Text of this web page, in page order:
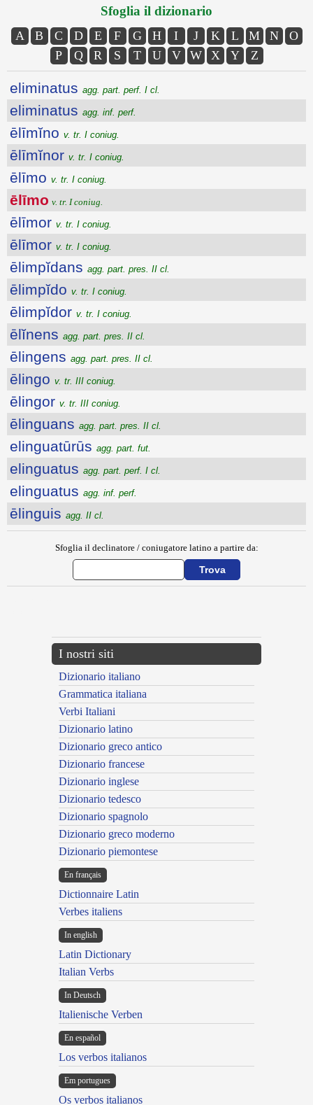
Sfoglia il dizionario
A B C D E F G H I J K L M N
O
P
Q R S T U V W X Y Z
eliminatus agg. part. perf. I cl.
eliminatus agg. inf. perf.
ēlīmĭno v. tr. I coniug.
ēlīmĭnor v. tr. I coniug.
ēlīmo v. tr. I coniug.
ēlīmo v. tr. I coniug.
ēlīmor v. tr. I coniug.
ēlīmor v. tr. I coniug.
ēlimpĭdans agg. part. pres. II cl.
ēlimpĭdo v. tr. I coniug.
ēlimpĭdor v. tr. I coniug.
ēlĭnens agg. part. pres. II cl.
ēlingens agg. part. pres. II cl.
ēlingo v. tr. III coniug.
ēlingor v. tr. III coniug.
ēlinguans agg. part. pres. II cl.
elinguatūrūs agg. part. fut.
elinguatus agg. part. perf. I cl.
elinguatus agg. inf. perf.
ēlinguis agg. II cl.
Sfoglia il declinatore / coniugatore latino a partire da:
I nostri siti
Dizionario italiano
Grammatica italiana
Verbi Italiani
Dizionario latino
Dizionario greco antico
Dizionario francese
Dizionario inglese
Dizionario tedesco
Dizionario spagnolo
Dizionario greco moderno
Dizionario piemontese
En français
Dictionnaire Latin
Verbes italiens
In english
Latin Dictionary
Italian Verbs
In Deutsch
Italienische Verben
En español
Los verbos italianos
Em portugues
Os verbos italianos